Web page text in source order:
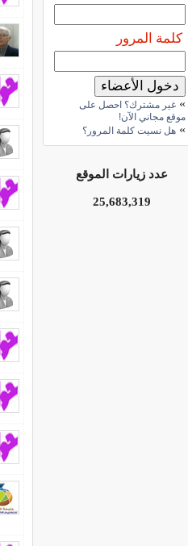
كلمة المرور
» غير مشترك؟ احصل على
موقع مجاني الآن!
» هل نسيت كلمة المرور؟
عدد زيارات الموقع
25,683,319